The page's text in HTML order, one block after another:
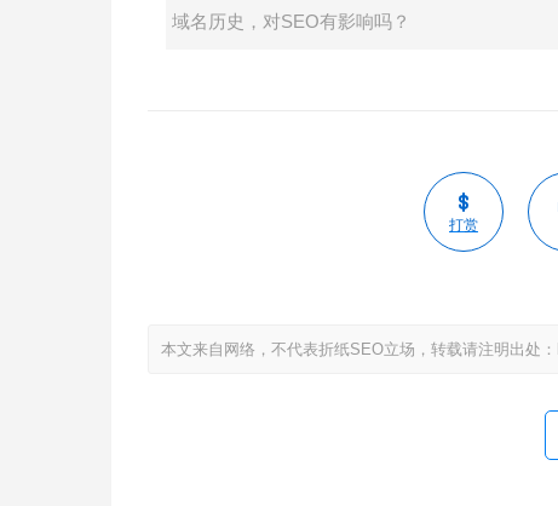
域名历史，对SEO有影响吗？
打赏
本文来自网络，不代表折纸SEO立场，转载请注明出处：